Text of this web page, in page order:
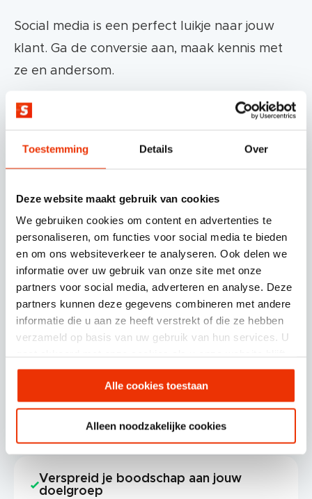
Toestemming Details Over
Deze website maakt gebruik van cookies
We gebruiken cookies om content en advertenties te
personaliseren, om functies voor social media te bieden
en om ons websiteverkeer te analyseren. Ook delen we
informatie over uw gebruik van onze site met onze
partners voor social media, adverteren en analyse. Deze
partners kunnen deze gegevens combineren met andere
informatie die u aan ze heeft verstrekt of die ze hebben
verzameld op basis van uw gebruik van hun services. U
gebruiken.
Alle cookies toestaan
Alleen noodzakelijke cookies
Social media is een perfect luikje naar jouw
klant. Ga de conversie aan, maak kennis met
ze en andersom.
Verspreid je boodschap aan jouw
doelgroep